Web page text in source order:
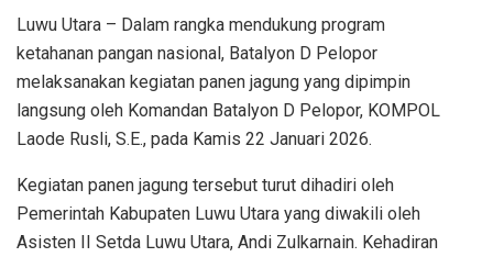
Luwu Utara – Dalam rangka mendukung program
ketahanan pangan nasional, Batalyon D Pelopor
melaksanakan kegiatan panen jagung yang dipimpin
langsung oleh Komandan Batalyon D Pelopor, KOMPOL
Laode Rusli, S.E., pada Kamis 22 Januari 2026.
Kegiatan panen jagung tersebut turut dihadiri oleh
Pemerintah Kabupaten Luwu Utara yang diwakili oleh
Asisten II Setda Luwu Utara, Andi Zulkarnain. Kehadiran